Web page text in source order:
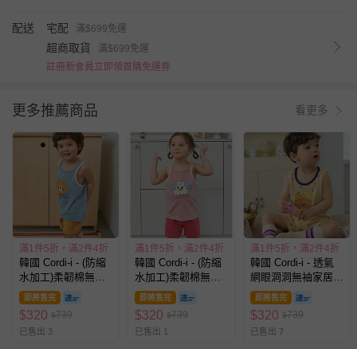
配送 宅配 滿$699免運
超商取貨
滿$699免運
註冊新會員立即領首購免運券
更多推薦商品 看更多
滿1件5折，滿2件4折
韓國 Cordi-i - (防縮
水加工)柔韌棉無袖
家居服-復古印刷黃
熊-藍X芥黃
即將售完
$320 $739
已售出 3
滿1件5折，滿2件4折
韓國 Cordi-i - (防縮
水加工)柔韌棉無袖
家居服-復古印刷狗
狗-粉X紅
即將售完
$320 $739
已售出 1
滿1件5折，滿2件4折
韓國 Cordi-i - 透氣
網眼洞洞無袖家居
服/睡衣-泳圈小熊-黃
即將售完
$320 $739
已售出 7